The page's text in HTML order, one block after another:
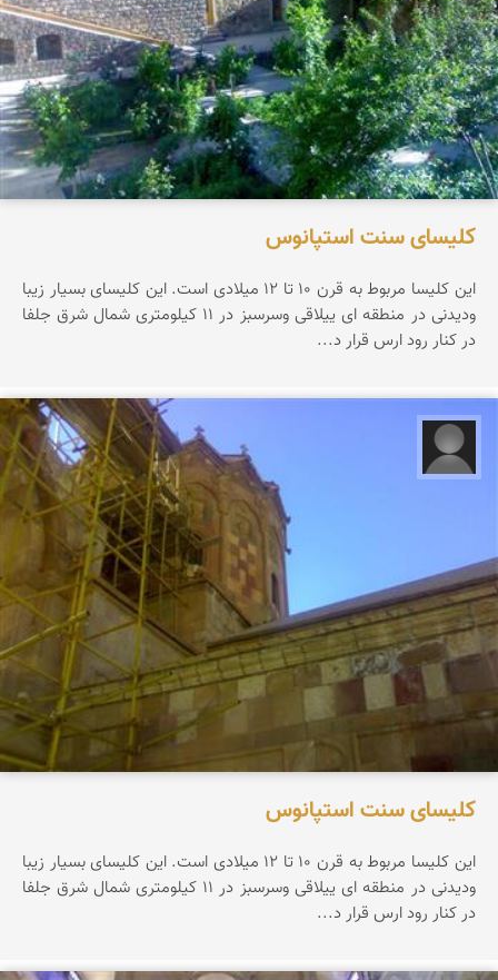
کلیسای سنت استپانوس
این كلیسا مربوط به قرن 10 تا 12 میلادی است. این كلیسای بسیار زیبا
ودیدنی در منطقه ای ییلاقی وسرسبز در 11 كیلومتری شمال شرق جلفا
در كنار رود ارس قرار د...
کلیسای سنت استپانوس
این كلیسا مربوط به قرن 10 تا 12 میلادی است. این كلیسای بسیار زیبا
ودیدنی در منطقه ای ییلاقی وسرسبز در 11 كیلومتری شمال شرق جلفا
در كنار رود ارس قرار د...